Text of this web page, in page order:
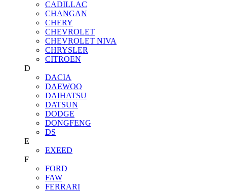
CADILLAC
CHANGAN
CHERY
CHEVROLET
CHEVROLET NIVA
CHRYSLER
CITROEN
D
DACIA
DAEWOO
DAIHATSU
DATSUN
DODGE
DONGFENG
DS
E
EXEED
F
FORD
FAW
FERRARI